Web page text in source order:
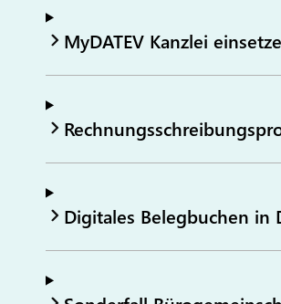
MyDATEV Kanzlei
Digitales Belegbuchen in